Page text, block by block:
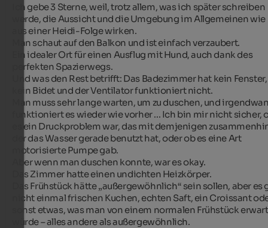
Ich gebe 3 Sterne, weil, trotz allem, was ich später schreiben
werde, die Aussicht und die Umgebung im Allgemeinen wie
aus einer Heidi-Folge wirken.
Man schaut auf den Balkon und ist einfach verzaubert.
Ein idealer Ort für einen Ausflug mit Hund, auch dank des
perfekten Spazierwegs.
Und was den Rest betrifft: Das Badezimmer hat kein Fenster,
kein Bidet und der Ventilator funktioniert nicht.
Man muss sehr lange warten, um zu duschen, und
funktioniert es wieder wie vorher ... Ich bin mir nicht sicher,
es ein Druckproblem war, das mit demjenigen
der das Wasser gerade benutzt hat, oder ob es eine Art
motorisierte Pumpe gab.
Aber wenn man duschen konnte, war es okay.
Das Zimmer hatte einen undichten Heizkörper.
Das Frühstück hätte „außergewöhnlich“ sein sollen, aber es
nicht einmal frischen Kuchen, echten Saft, ein Croissant
sonst etwas, was man von einem normalen Frühstück
würde – alles andere als außergewöhnlich.